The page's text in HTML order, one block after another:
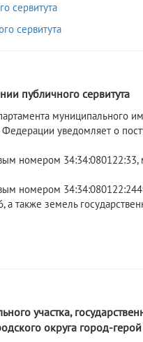
сервитута
сервитута
публичного сервитута
муниципального
уведомляет о
номером
номером
а также земель
участка,
округа город-